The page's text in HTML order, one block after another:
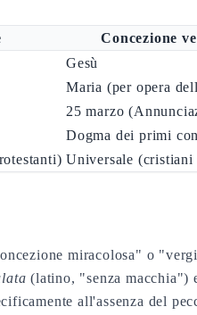
Concezione
Gesù
Maria (per opera
25 marzo
Dogma dei primi
Universale (cristiani
miracolosa" o
(latino, "senza macchia")
all'assenza del